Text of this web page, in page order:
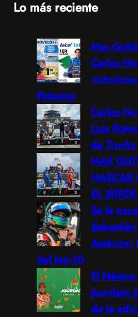
Lo más reciente
Max
Carlos
Potosino
Carlos
Luis
de
MAX
NASCAR
EL
Se le
América;
del top-10
El
Jourdain
de la